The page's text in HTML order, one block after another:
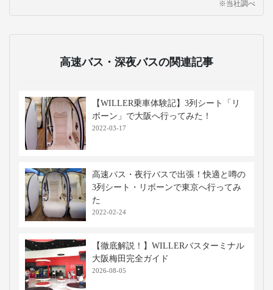
※当社調べ
高速バス・深夜バスの関連記事
【WILLER乗車体験記】3列シート「リ
ボーン」で大阪へ行ってみた！
2022-03-17
高速バス・夜行バスで出張！快適と噂の
3列シート・リボーンで東京へ行ってみ
た
2022-02-24
【徹底解説！】WILLERバスターミナル
大阪梅田完全ガイド
2026-08-05